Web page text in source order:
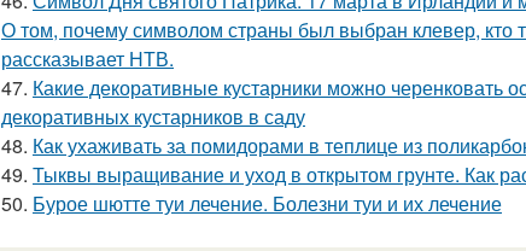
О том, почему символом страны был выбран клевер, кто
рассказывает НТВ.
47. Какие декоративные кустарники можно
декоративных кустарников в саду
48. Как ухаживать за помидорами в теплице из
49. Тыквы выращивание и уход в открытом грунте. Как
50. Бурое шютте туи лечение. Болезни туи и их лечение